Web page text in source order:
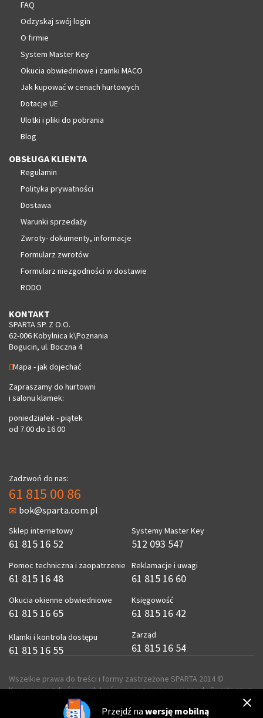
FAQ
Odzyskaj swój login
O firmie
System Master Key
Okucia obwiedniowe i zamki MACO
Jak kupować w cenach hurtowych
Dotacje UE
Ulotki i pliki do pobrania
Blog
OBSŁUGA KLIENTA
Regulamin
Polityka prywatności
Dostawa
Warunki sprzedaży
Zwroty- dokumenty, informacje
Formularz zwrotów
Formularz niezgodności w dostawie
RODO
KONTAKT
SPARTA SP. Z O.O.
62-006 Kobylnica k\Poznania
Bogucin, ul. Boczna 4
Mapa - jak dojechać
Zapraszamy do hurtowni
i salonu klamek:
poniedziałek - piątek
od 7.00 do 16.00
Zadzwoń do nas:
61 815 00 86
bok@sparta.com.pl
Sklep internetowy
61 815 16 52
Pomoc techniczna i zaopatrzenie
61 815 16 48
Okucia okienne obwiedniowe
61 815 16 65
Klamki i kontrola dostępu
61 815 16 55
Systemy Master Key
512 093 547
Reklamacje i uwagi
61 815 16 60
Księgowość
61 815 16 42
Zarząd
61 815 16 54
Wszelkie prawa do treści i formy zastrzeżone SPARTA 2014 ©
Kopiowanie zdjęć i innych treści wymaga pisemnej zgody Sparta sp. z
realizacja
Przejdź na wersję mobilną